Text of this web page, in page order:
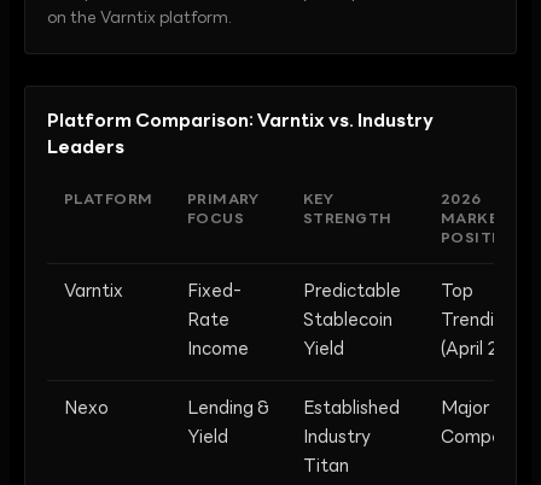
on the Varntix platform.
Platform Comparison: Varntix vs. Industry
Leaders
PLATFORM
PRIMARY
FOCUS
KEY
STRENGTH
2026
MARKET
POSITION
Varntix
Fixed-
Rate
Income
Predictable
Stablecoin
Yield
Top
Trending
(April 2026)
Nexo
Lending &
Yield
Established
Industry
Titan
Major
Competitor